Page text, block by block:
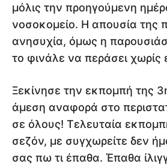
μόλις την προηγούμενη
νοσοκομείο. Η απουσία της
ανησυχία, όμως η
το φινάλε να περάσει χωρίς
Ξεκίνησε την εκπομπή της
άμεση αναφορά στο
σε όλους! Τελευταία
σεζόν, με συγχωρείτε δεν
σας πω τι έπαθα. Έπαθα